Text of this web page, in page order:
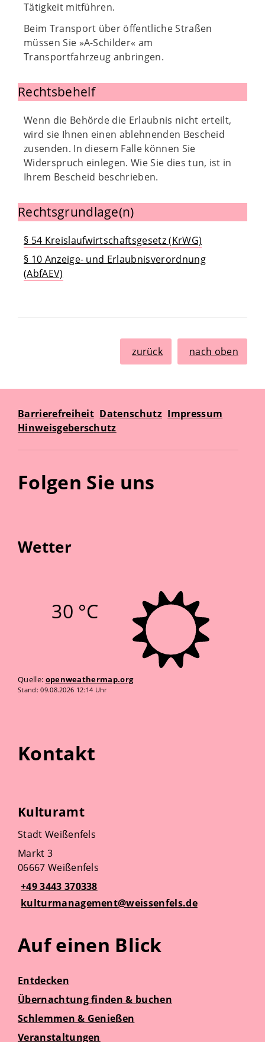
Tätigkeit mitführen.
Beim Transport über öffentliche Straßen
müssen Sie »A-Schilder« am
Transportfahrzeug anbringen.
Rechtsbehelf
Wenn die Behörde die Erlaubnis nicht erteilt,
wird sie Ihnen einen ablehnenden Bescheid
zusenden. In diesem Falle können Sie
Widerspruch einlegen. Wie Sie dies tun, ist in
Ihrem Bescheid beschrieben.
Rechtsgrundlage(n)
§ 54 Kreislaufwirtschaftsgesetz (KrWG)
§ 10 Anzeige- und Erlaubnisverordnung
(AbfAEV)
zurück nach oben
Barrierefreiheit Datenschutz Impressum
Hinweisgeberschutz
Folgen Sie uns
Wetter
30 °C
Quelle: openweathermap.org
Stand: 09.08.2026 12:14 Uhr
Kontakt
Kulturamt
Stadt Weißenfels
Markt 3
06667 Weißenfels
+49 3443 370338
kulturmanagement@weissenfels.de
Auf einen Blick
Entdecken
Übernachtung finden & buchen
Schlemmen & Genießen
Veranstaltungen